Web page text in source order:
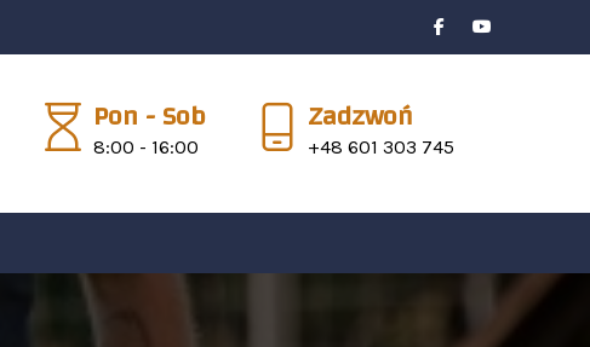
Pon - Sob
8:00 - 16:00
Zadzwoń
+48 601 303 745